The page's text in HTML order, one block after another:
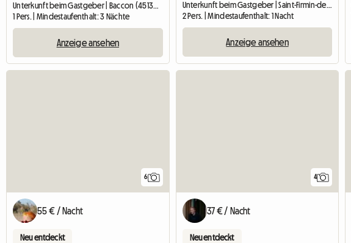
Unterkunft beim Gastgeber | Baccon (45130) | 12 M2
1 Pers. | Mindestaufenthalt: 3 Nächte
Anzeige ansehen
Unterkunft beim Gastgeber | Saint-Firmin-des-Prés (41100)
2 Pers. | Mindestaufenthalt: 1 Nacht
Anzeige ansehen
6
55 € / Nacht
Neu entdeckt
4
37 € / Nacht
Neu entdeckt